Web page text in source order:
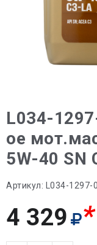
L034-
ое
5W-40 SN
Артикул: L034-1297-
4 329 *